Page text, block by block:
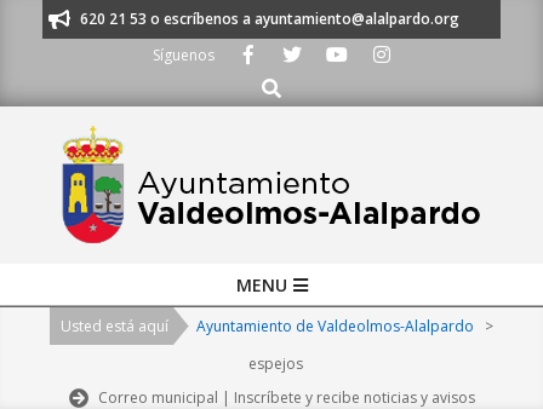
al 91 620 21 53 o escríbenos a ayuntamiento@alalpardo.org
Síguenos
Buscar
Navigation
MENU
Usted está aquí Ayuntamiento de Valdeolmos-Alalpardo
>
espejos
Correo municipal | Inscríbete y recibe noticias y avisos